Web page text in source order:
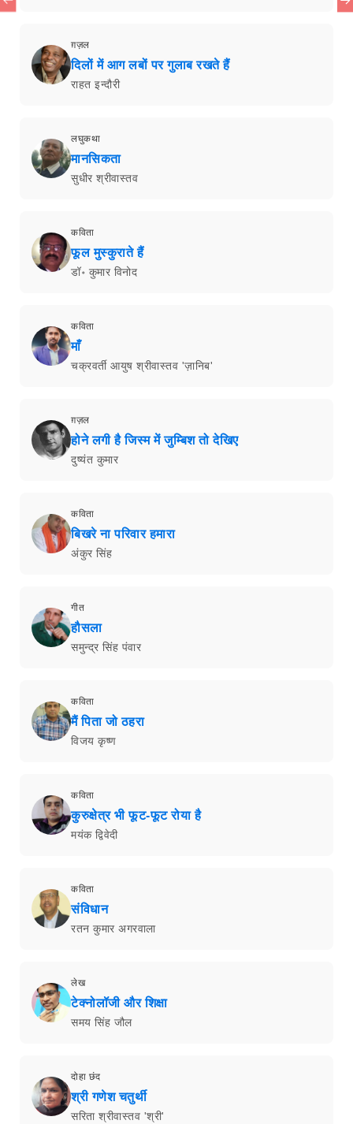
ग़ज़ल
दिलों में आग लबों पर गुलाब रखते हैं
राहत इन्दौरी
लघुकथा
मानसिकता
सुधीर श्रीवास्तव
कविता
फूल मुस्कुराते हैं
डॉ॰ कुमार विनोद
कविता
माँ
चक्रवर्ती आयुष श्रीवास्तव 'ज़ानिब'
ग़ज़ल
होने लगी है जिस्म में जुम्बिश तो देखिए
दुष्यंत कुमार
कविता
बिखरे ना परिवार हमारा
अंकुर सिंह
गीत
हौसला
समुन्द्र सिंह पंवार
कविता
मैं पिता जो ठहरा
विजय कृष्ण
कविता
कुरुक्षेत्र भी फूट-फूट रोया है
मयंक द्विवेदी
कविता
संविधान
रतन कुमार अगरवाला
लेख
टेक्नोलॉजी और शिक्षा
समय सिंह जौल
दोहा छंद
श्री गणेश चतुर्थी
सरिता श्रीवास्तव 'श्री'